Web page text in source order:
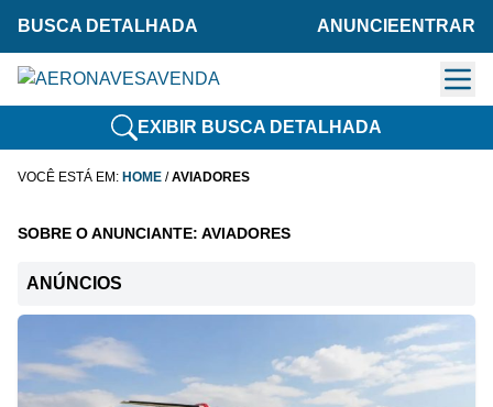
BUSCA DETALHADA ANUNCIE ENTRAR
EXIBIR BUSCA DETALHADA
VOCÊ ESTÁ EM: HOME /AVIADORES
SOBRE O ANUNCIANTE: AVIADORES
ANÚNCIOS